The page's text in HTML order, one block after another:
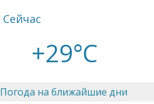
Сейчас
+29°C
Погода на ближайшие дни